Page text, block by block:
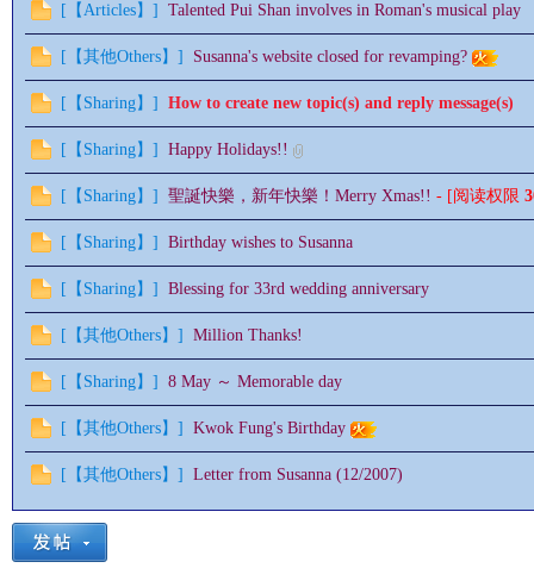
[ 【Articles】 ] Talented Pui Shan involves in Roman's musical play
[ 【其他Others】 ] Susanna's website closed for revamping?
[ 【Sharing】 ] How to create new topic(s) and reply message(s)
[ 【Sharing】 ] Happy Holidays!!
[ 【Sharing】 ] 聖誕快樂，新年快樂！Merry Xmas!! - [阅读权限
[ 【Sharing】 ] Birthday wishes to Susanna
[ 【Sharing】 ] Blessing for 33rd wedding anniversary
[ 【其他Others】 ] Million Thanks!
[ 【Sharing】 ] 8 May ～ Memorable day
[ 【其他Others】 ] Kwok Fung's Birthday
[ 【其他Others】 ] Letter from Susanna (12/2007)